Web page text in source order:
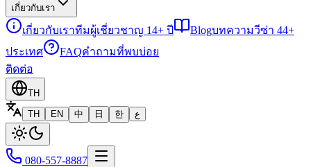
เกี่ยวกับเรา
เกี่ยวกับเราทีมผู้เชี่ยวชาญ 14+ ปี Blogบทความวีซ่า 44+
ประเทศ
FAQคำถามที่พบบ่อย
ติดต่อ
TH
TH
EN 中 日 한 ع
080-557-8887